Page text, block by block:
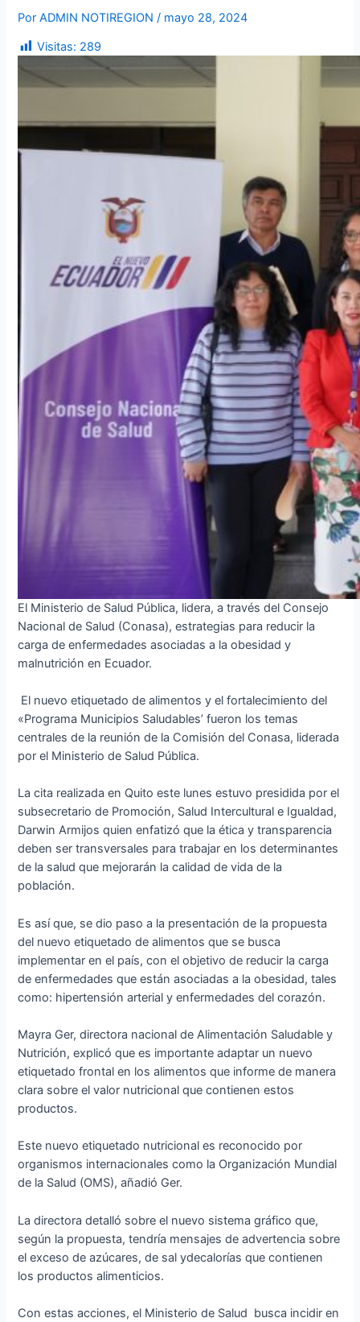
PorADMIN NOTIREGION/ mayo 28, 2024
Visitas: 289
El Ministerio de Salud Pública, lidera, a través del Consejo
Nacional de Salud (Conasa), estrategias para reducir la
carga de enfermedades asociadas a la obesidad y
malnutrición en Ecuador.
El nuevo etiquetado de alimentos y el fortalecimiento del
«Programa Municipios Saludables’ fueron los temas
centrales de la reunión de la Comisión del Conasa, liderada
por el Ministerio de Salud Pública.
La cita realizada en Quito este lunes estuvo presidida por el
subsecretario de Promoción, Salud Intercultural e Igualdad,
Darwin Armijos quien enfatizó que la ética y transparencia
deben ser transversales para trabajar en los determinantes
de la salud que mejorarán la calidad de vida de la
población.
Es así que, se dio paso a la presentación de la propuesta
del nuevo etiquetado de alimentos que se busca
implementar en el país, con el objetivo de reducir la carga
de enfermedades que están asociadas a la obesidad, tales
como: hipertensión arterial y enfermedades del corazón.
Mayra Ger, directora nacional de Alimentación Saludable y
Nutrición, explicó que es importante adaptar un nuevo
etiquetado frontal en los alimentos que informe de manera
clara sobre el valor nutricional que contienen estos
productos.
Este nuevo etiquetado nutricional es reconocido por
organismos internacionales como la Organización Mundial
de la Salud (OMS), añadió Ger.
La directora detalló sobre el nuevo sistema gráfico que,
según la propuesta, tendría mensajes de advertencia sobre
el exceso de azúcares, de sal ydecalorías que contienen
los productos alimenticios.
Con estas acciones, el Ministerio de Salud busca incidir en